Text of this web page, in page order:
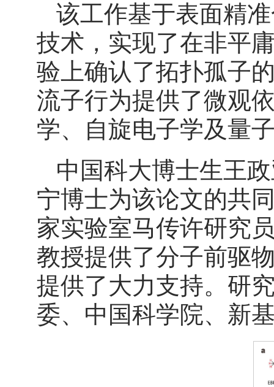
该工作基于表面精
技术，实现了在非平
验上确认了拓扑孤子
流子行为提供了微观
学、自旋电子学及量
中国科大博士生王
宁博士为该论文的共
家实验室马传许研究
教授提供了分子前驱
提供了大力支持。研
委、中国科学院、新